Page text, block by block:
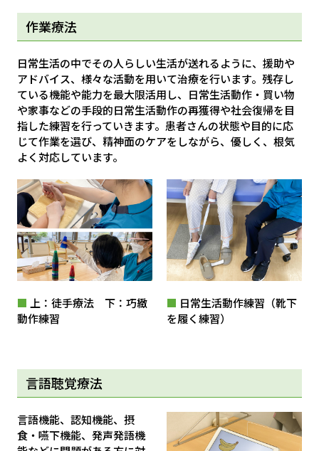
作業療法
日常生活の中でその人らしい生活が送れるように、援助や
アドバイス、様々な活動を用いて治療を行います。残存し
ている機能や能力を最大限活用し、日常生活動作・買い物
や家事などの手段的日常生活動作の再獲得や社会復帰を目
指した練習を行っていきます。患者さんの状態や目的に応
じて作業を選び、精神面のケアをしながら、優しく、根気
よく対応しています。
■ 上：徒手療法 下：巧緻
動作練習
■ 日常生活動作練習（靴下
を履く練習）
言語聴覚療法
言語機能、認知機能、摂
食・嚥下機能、発声発語機